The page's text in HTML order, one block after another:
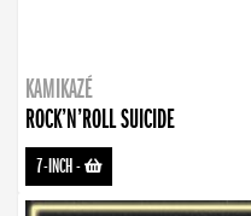
KAMIKAZÉ
ROCK’N’ROLL SUICIDE
7-INCH-